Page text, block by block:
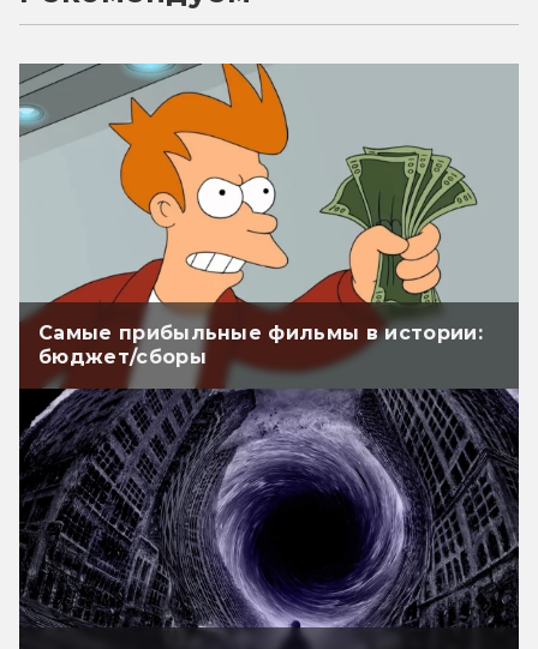
Самые прибыльные фильмы в истории:
бюджет/сборы